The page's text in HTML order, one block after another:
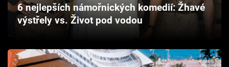
Pořady
Sledujte prima+
6 nejlepších námořnických komedií: Žhavé
výstřely vs. Život pod vodou